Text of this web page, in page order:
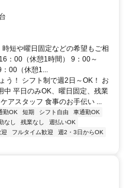
短や曜日固定などの希望もご相
：00（休憩1時間） 9：00～
00（休憩1...
う！ シフト制で週2日～OK！ お
中 平日のみOK、曜日固定、残業
アスタッフ 食事のお手伝い ...
勤OK 短期 シフト自由
車通勤OK
なし 残業なし
週払いOK
フルタイム歓迎
週2・3日からOK